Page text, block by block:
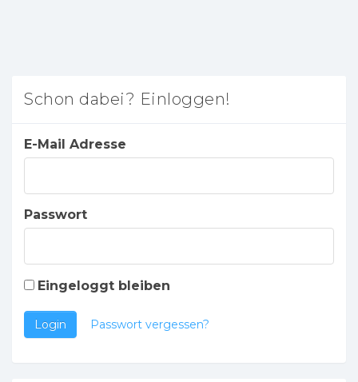
Schon dabei? Einloggen!
E-Mail Adresse
Passwort
Eingeloggt bleiben
Login Passwort vergessen?